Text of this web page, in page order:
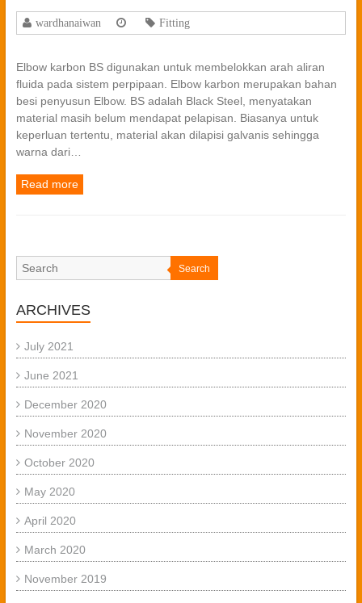
wardhanaiwan Fitting
Elbow karbon BS digunakan untuk membelokkan arah aliran
fluida pada sistem perpipaan. Elbow karbon merupakan bahan
besi penyusun Elbow. BS adalah Black Steel, menyatakan
material masih belum mendapat pelapisan. Biasanya untuk
keperluan tertentu, material akan dilapisi galvanis sehingga
warna dari…
Read more
Search
ARCHIVES
July 2021
June 2021
December 2020
November 2020
October 2020
May 2020
April 2020
March 2020
November 2019